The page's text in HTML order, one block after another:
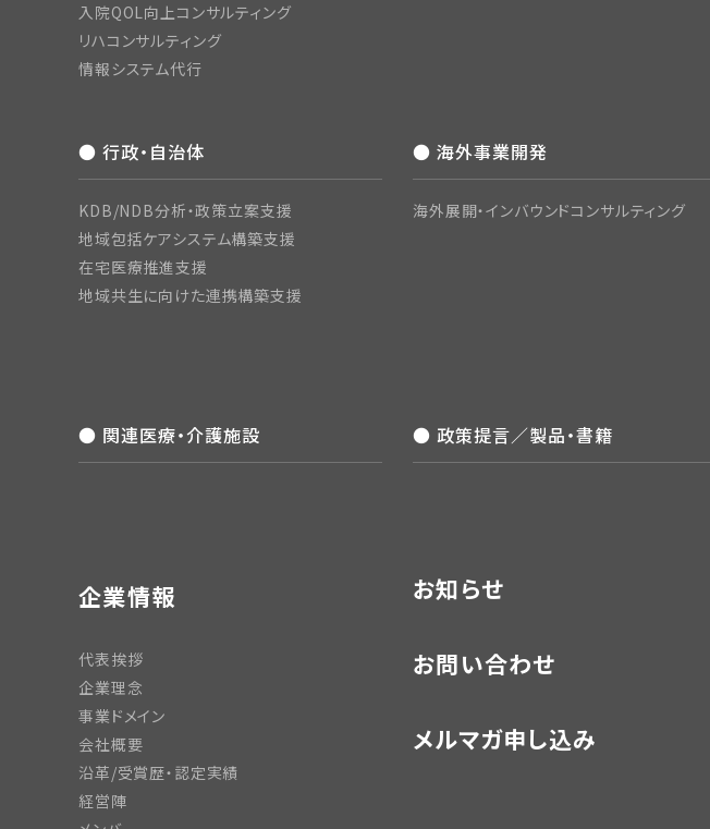
入院QOL向上コンサルティング
リハコンサルティング
情報システム代行
● 行政・自治体
KDB/NDB分析・政策立案支援
地域包括ケアシステム構築支援
在宅医療推進支援
地域共生に向けた連携構築支援
● 海外事業開発
海外展開・インバウンドコンサルティング
● 関連医療・介護施設 ● 政策提言／製品・書籍
企業情報
代表挨拶
企業理念
事業ドメイン
会社概要
沿革/受賞歴・認定実績
経営陣
お知らせ
お問い合わせ
メルマガ申し込み